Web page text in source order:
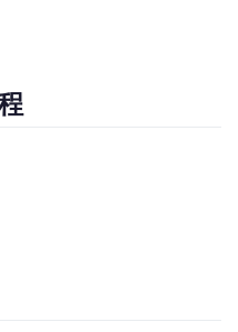
高的批量货物。
工厂装货→码头交柜→装船
门。全程无需报关，仅需提